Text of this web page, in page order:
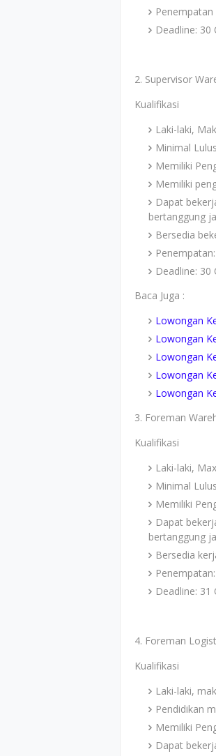
Deadline: 30
2. Supervisor
Kualifikasi
Laki-laki,
Minimal
Memiliki
Memiliki
Dapat
bertanggung
Bersedia
Deadline: 30
Baca Juga :
Lowongan
Lowongan
Lowongan
Lowongan
Lowongan
3. Foreman
Kualifikasi
Laki-laki,
Minimal
Memiliki
Dapat
bertanggung
Bersedia
Deadline: 31
4. Foreman
Kualifikasi
Laki-laki,
Pendidikan
Memiliki
Dapat